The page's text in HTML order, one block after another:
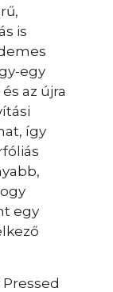
is
egy
az újra
így
egy